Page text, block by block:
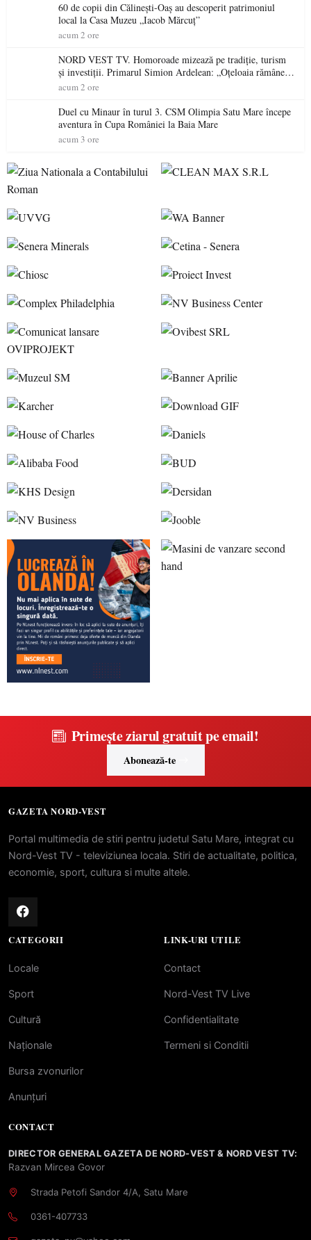
60 de copii din Călinești-Oaș au descoperit patrimoniul
local la Casa Muzeu „Iacob Mărcuț”
acum 2 ore
NORD VEST TV. Homoroade mizează pe tradiție, turism
și investiții. Primarul Simion Ardelean: „Oțeloaia rămâne
un brand al Codrului”
acum 2 ore
Duel cu Minaur în turul 3. CSM Olimpia Satu Mare începe
aventura în Cupa României la Baia Mare
acum 3 ore
Primește ziarul gratuit pe email!
Abonează-te
GAZETA NORD-VEST
Portal multimedia de stiri pentru judetul Satu Mare, integrat cu
Nord-Vest TV - televiziunea locala. Stiri de actualitate, politica,
economie, sport, cultura si multe altele.
CATEGORII
Locale
Sport
Cultură
Naționale
Bursa zvonurilor
Anunțuri
LINK-URI UTILE
Contact
Nord-Vest TV Live
Confidentialitate
Termeni si Conditii
CONTACT
DIRECTOR GENERAL GAZETA DE NORD-VEST & NORD VEST TV:
Razvan Mircea Govor
Strada Petofi Sandor 4/A, Satu Mare
0361-407733